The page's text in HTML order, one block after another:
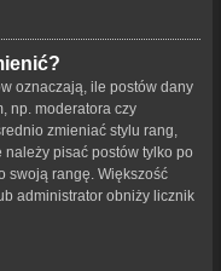
oznaczają, ile postów dany
np. moderatora czy
zmieniać stylu rang,
pisać postów tylko po
swoją rangę. Większość
administrator obniży licznik